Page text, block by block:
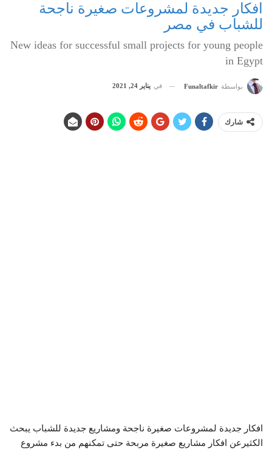
افكار جديدة لمشروعات صغيرة ناجحة
للشباب في مصر
New ideas for successful small projects for young people
in Egypt
بواسطة Funaltafkir في يناير 24, 2021
شارك
افكار جديدة لمشروعات صغيرة ناجحة ومشاريع جديدة للشباب يبحث
الكثيرعن افكار مشاريع صغيرة مربحة حتى تمكنهم من بدء مشروع